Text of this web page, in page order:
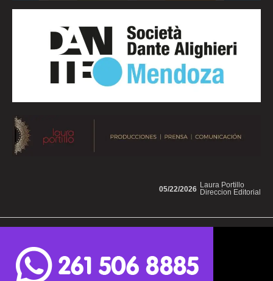
Laura Portillo
Direccion Editorial
05/22/2026